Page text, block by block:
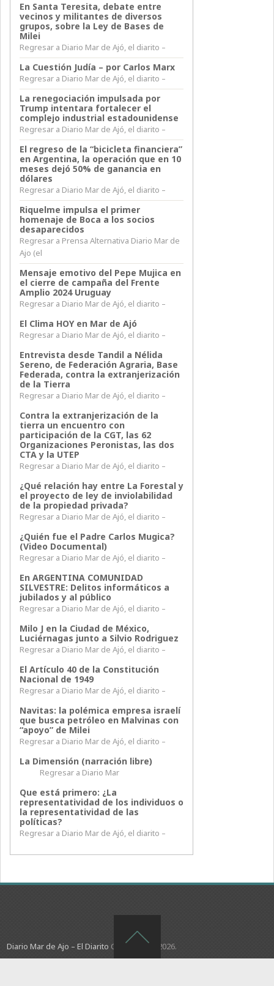
En Santa Teresita, debate entre
vecinos y militantes de diversos
grupos, sobre la Ley de Bases de
Milei
Regresar a Diario Mar de Ajó, el diarito –
La Cuestión Judía – por Carlos Marx
Regresar a Diario Mar de Ajó, el diarito –
La renegociación impulsada por
Trump intentara fortalecer el
complejo industrial estadounidense
Regresar a Diario Mar de Ajó, el diarito –
El regreso de la “bicicleta financiera”
en Argentina, la operación que en 10
meses dejó 50% de ganancia en
dólares
Regresar a Diario Mar de Ajó, el diarito –
Riquelme impulsa el primer
homenaje de Boca a los socios
desaparecidos
Regresar a Prensa Alternativa Diario Mar de
Ajo (el
Mensaje emotivo del Pepe Mujica en
el cierre de campaña del Frente
Amplio 2024 Uruguay
Regresar a Diario Mar de Ajó, el diarito –
El Clima HOY en Mar de Ajó
Regresar a Diario Mar de Ajó, el diarito –
Entrevista desde Tandil a Nélida
Sereno, de Federación Agraria, Base
Federada, contra la extranjerización
de la Tierra
Regresar a Diario Mar de Ajó, el diarito –
Contra la extranjerización de la
tierra un encuentro con
participación de la CGT, las 62
Organizaciones Peronistas, las dos
CTA y la UTEP
Regresar a Diario Mar de Ajó, el diarito –
¿Qué relación hay entre La Forestal y
el proyecto de ley de inviolabilidad
de la propiedad privada?
Regresar a Diario Mar de Ajó, el diarito –
¿Quién fue el Padre Carlos Mugica?
(Video Documental)
Regresar a Diario Mar de Ajó, el diarito –
En ARGENTINA COMUNIDAD
SILVESTRE: Delitos informáticos a
jubilados y al público
Regresar a Diario Mar de Ajó, el diarito –
Milo J en la Ciudad de México,
Luciérnagas junto a Silvio Rodriguez
Regresar a Diario Mar de Ajó, el diarito –
El Artículo 40 de la Constitución
Nacional de 1949
Regresar a Diario Mar de Ajó, el diarito –
Navitas: la polémica empresa israelí
que busca petróleo en Malvinas con
“apoyo” de Milei
Regresar a Diario Mar de Ajó, el diarito –
La Dimensión (narración libre)
Regresar a Diario Mar
Que está primero: ¿La
representatividad de los individuos o
la representatividad de las
políticas?
Regresar a Diario Mar de Ajó, el diarito –
Diario Mar de Ajo – El Diarito Copyright © 2026.